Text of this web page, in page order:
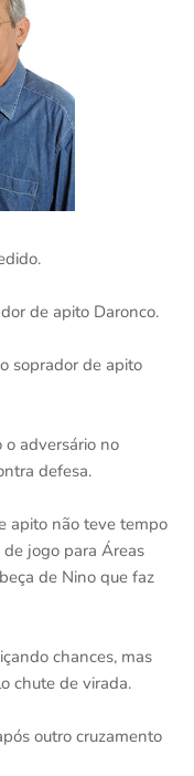
de apito Daronco.
soprador de apito
adversário no
defesa.
apito não teve tempo
jogo para Áreas
de Nino que faz
chances, mas
chute de virada.
outro cruzamento